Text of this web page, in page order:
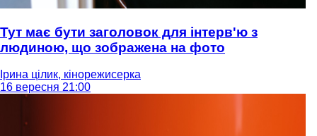
Тут має бути заголовок для інтерв'ю з
людиною, що зображена на фото
Ірина цілик, кінорежисерка
16 вересня 21:00